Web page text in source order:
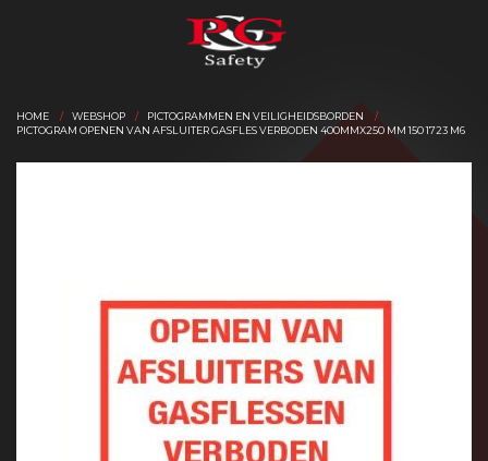
HOME WEBSHOP
PICTOGRAMMEN EN VEILIGHEIDSBORDEN
PICTOGRAM OPENEN VAN AFSLUITER GASFLES VERBODEN 400MMX250 MM 150 1723 M6